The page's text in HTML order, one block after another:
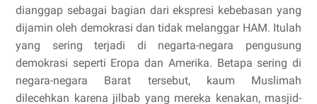
dianggap sebagai bagian dari ekspresi kebebasan yang
dijamin oleh demokrasi dan tidak melanggar HAM. Itulah
yang sering terjadi di negarta-negara pengusung
demokrasi seperti Eropa dan Amerika. Betapa sering di
negara-negara Barat tersebut, kaum Muslimah
dilecehkan karena jilbab yang mereka kenakan, masjid-